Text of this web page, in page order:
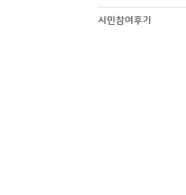
시민참여후기